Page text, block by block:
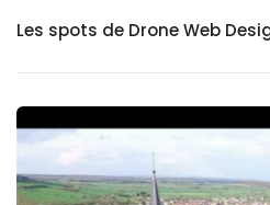
Les spots de Drone Web